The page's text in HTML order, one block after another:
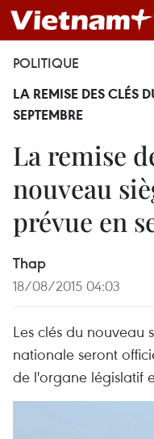
POLITIQUE
LA REMISE DES CLÉS
SEPTEMBRE
La remise
nouveau
prévue en
Thap
18/08/2015 04:03
Les clés du nouveau
nationale seront
de l'organe législatif